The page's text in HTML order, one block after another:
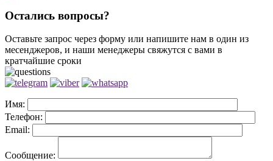
Остались вопросы?
Оставьте запрос через форму или напишите нам в один из
месенджеров, и наши менеджеры свяжутся с вами в
кратчайшие сроки
Имя:
Телефон:
Email:
Сообщение: